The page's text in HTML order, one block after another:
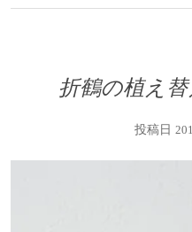
折鶴の植え
投稿日